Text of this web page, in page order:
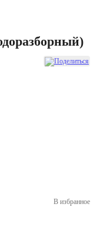
В избранное